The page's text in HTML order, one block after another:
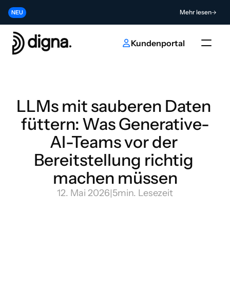
NEU Mehr lesen
Release 2026.06 - Data Observability direkt in Ihren Code bringen
NEUTragen Sie zur Zukunft der KI- und Dateninnovation bei
Kundenportal
LLMs mit sauberen Daten
füttern: Was Generative-
AI-Teams vor der
Bereitstellung richtig
machen müssen
12. Mai 2026|5min. Lesezeit